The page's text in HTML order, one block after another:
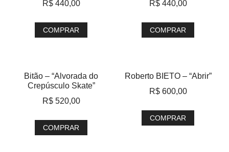
R$440,00
COMPRAR
R$440,00
COMPRAR
Bitão – “Alvorada do
Crepúsculo Skate”
R$520,00
COMPRAR
Roberto BIETO – “Abrir”
R$600,00
COMPRAR